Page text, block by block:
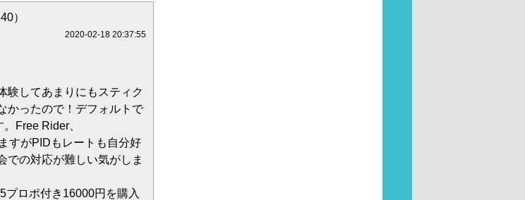
）
2020-02-18 20:37:55
験してあまりにもスティク
かったので！デフォルトで
Free Rider、
すがPIDもレートも自分好
での対応が難しい気がしま
プロポ付き16000円を購入